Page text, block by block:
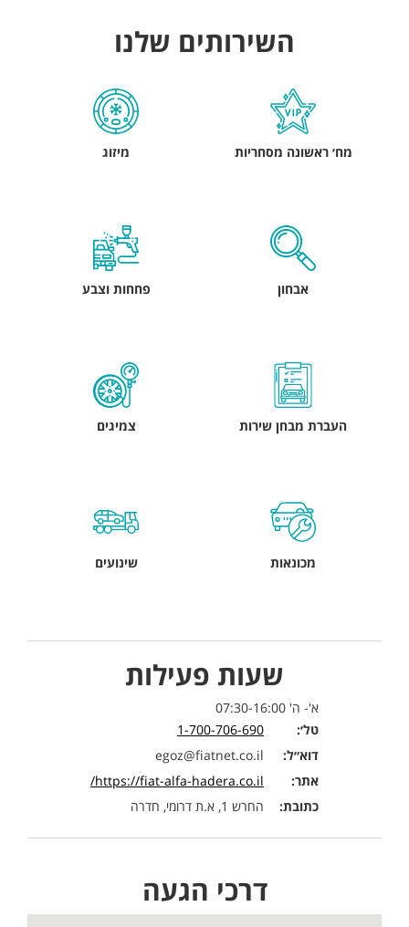
השירותים שלנו
מח׳ ראשונה מסחריות מיזוג
אבחון פחחות וצבע
העברת מבחן שירות צמיגים
מכונאות שינועים
שעות פעילות
א'- ה' 07:30-16:00
טל׳:
1-700-706-690
דוא״ל:
egoz@fiatnet.co.il
אתר:
https://fiat-alfa-hadera.co.il/
כתובת:
החרש 1, א.ת דרומי, חדרה
דרכי הגעה